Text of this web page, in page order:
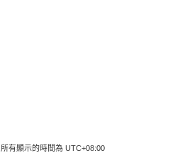
所有顯示的時間為 UTC+08:00